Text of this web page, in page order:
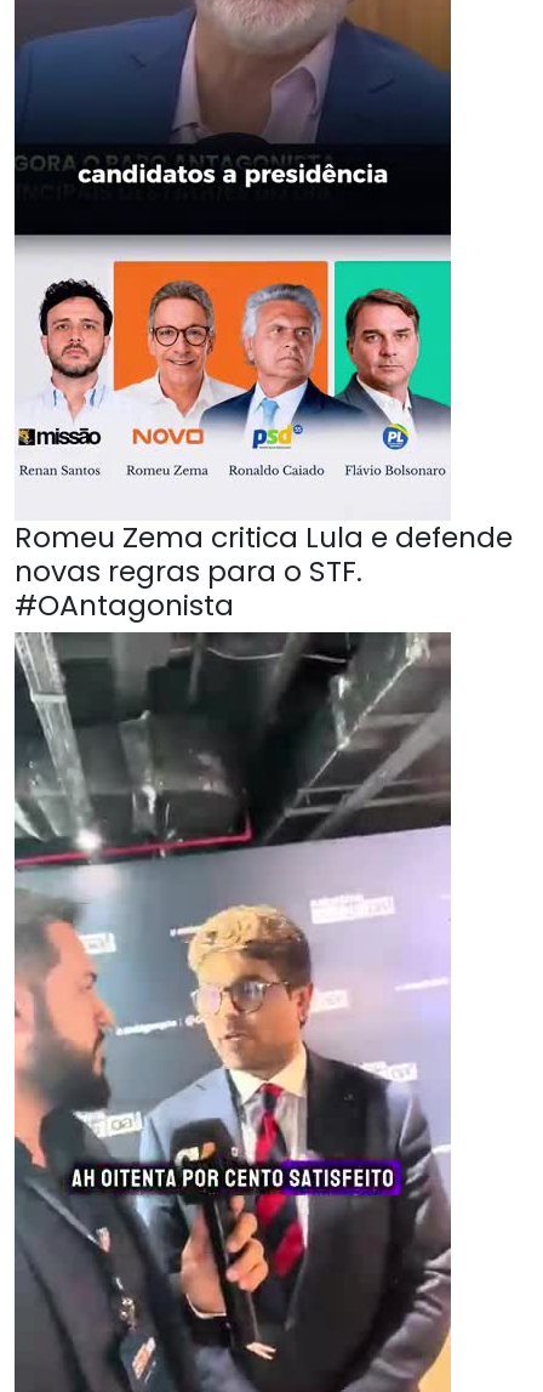
Romeu Zema critica Lula e defende
novas regras para o STF.
#OAntagonista